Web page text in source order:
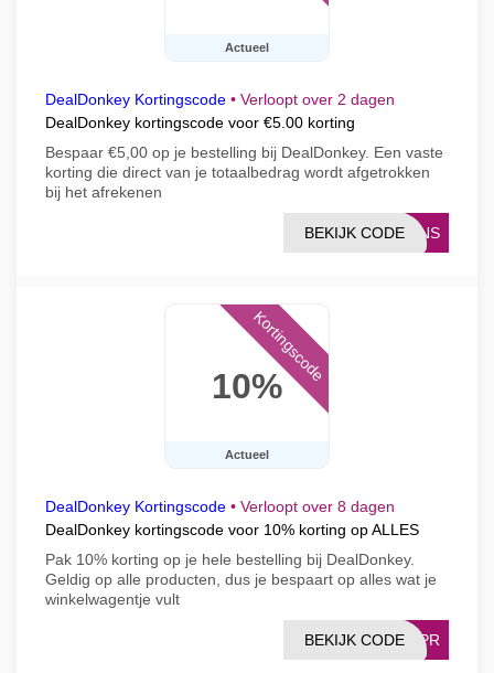
Actueel
DealDonkey Kortingscode • Verloopt over 2 dagen
DealDonkey kortingscode voor €5.00 korting
Bespaar €5,00 op je bestelling bij DealDonkey. Een vaste
korting die direct van je totaalbedrag wordt afgetrokken
bij het afrekenen
RINS
BEKIJK CODE
10%
Actueel
Kortingscode
DealDonkey Kortingscode • Verloopt over 8 dagen
DealDonkey kortingscode voor 10% korting op ALLES
Pak 10% korting op je hele bestelling bij DealDonkey.
Geldig op alle producten, dus je bespaart op alles wat je
winkelwagentje vult
TAPR
BEKIJK CODE